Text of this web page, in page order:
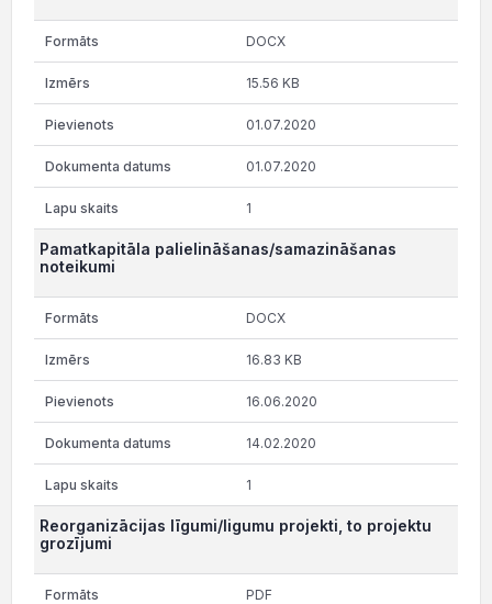
DOCX
15.56 KB
01.07.2020
01.07.2020
1
Pamatkapitāla palielināšanas/samazināšanas
noteikumi
DOCX
16.83 KB
16.06.2020
14.02.2020
1
Reorganizācijas līgumi/ligumu projekti, to projektu
grozījumi
PDF